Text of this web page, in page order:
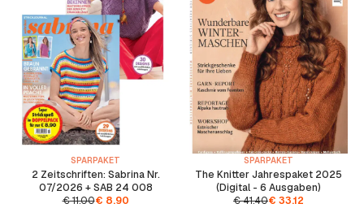
SPARPAKET
2 Zeitschriften: Sabrina Nr.
07/2026 + SAB 24 008
€11.00€ 8.90
SPARPAKET
The Knitter Jahrespaket 2025
(Digital - 6 Ausgaben)
€41.40€ 33.12